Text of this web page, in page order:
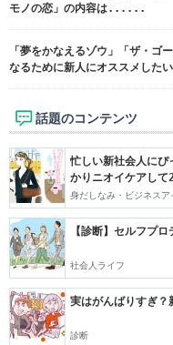
モノの恋」の内容は......
「夢をかなえるゾウ」「ザ・ゴ
なるために新人にオススメした
話題のコンテンツ
忙しい新社会人に
かりニオイケアして
身だしなみ・ビジネスア
【診断】セルフプ
社会人ライフ
実はがんばりすぎ？
診断